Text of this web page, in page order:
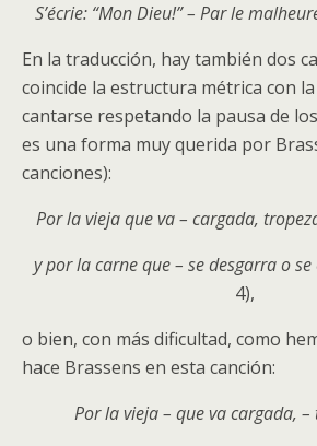
S’écrie: “Mon Dieu!” – Par le
En la traducción, hay también dos
coincide la estructura métrica con
cantarse respetando la pausa de
es una forma muy querida por
canciones):
Por la vieja que va – cargada,
y por la carne que – se desgarra o
4),
o bien, con más dificultad, como
hace Brassens en esta canción:
Por la vieja – que va cargada,